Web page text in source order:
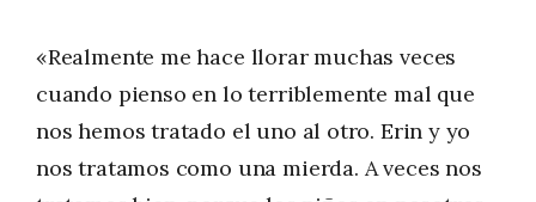
«Realmente me hace llorar muchas veces
cuando pienso en lo terriblemente mal que
nos hemos tratado el uno al otro. Erin y yo
nos tratamos como una mierda. A veces nos